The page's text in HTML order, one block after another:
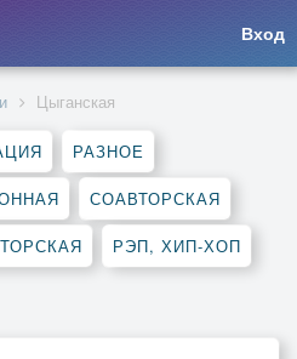
Вход
Цыганская
РАЗНОЕ
СОАВТОРСКАЯ
РЭП, ХИП-ХОП